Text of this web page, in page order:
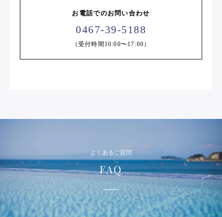
お電話でのお問い合わせ
0467-39-5188
（受付時間10:00〜17:00）
よくあるご質問
FAQ